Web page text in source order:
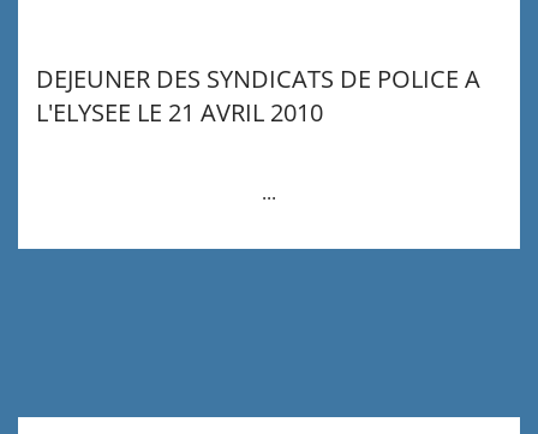
DEJEUNER DES SYNDICATS DE POLICE A
L'ELYSEE LE 21 AVRIL 2010
...